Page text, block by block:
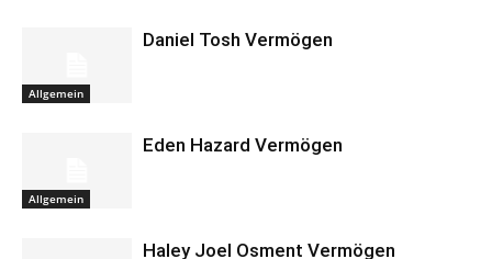
Allgemein
Daniel Tosh Vermögen
Allgemein
Eden Hazard Vermögen
Haley Joel Osment Vermögen